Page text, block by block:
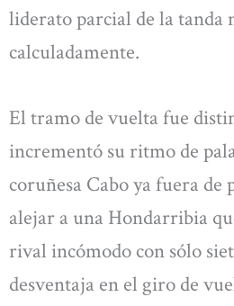
liderato parcial de la tanda
calculadamente.
El tramo de vuelta fue
incrementó su ritmo de
coruñesa Cabo ya fuera de
alejar a una Hondarribia
rival incómodo con sólo
desventaja en el giro de